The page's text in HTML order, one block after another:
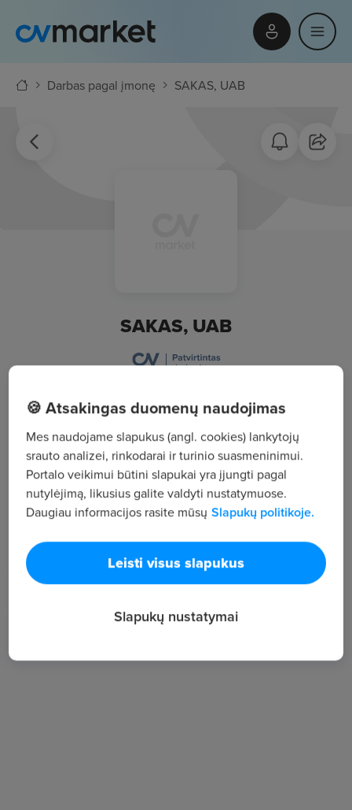
Darbas pagal įmonę SAKAS, UAB
SAKAS, UAB
Žiūrėti visus skelbimus
Įmonės aprašymas
33
Darbuotojų sk.
Vid. atlyginimas
🍪 Atsakingas duomenų naudojimas
Mes naudojame slapukus (angl. cookies) lankytojų
srauto analizei, rinkodarai ir turinio suasmeninimui.
Portalo veikimui būtini slapukai yra įjungti pagal
nutylėjimą, likusius galite valdyti nustatymuose.
Daugiau informacijos rasite mūsų Slapukų politikoje.
Leisti visus slapukus
Slapukų nustatymai